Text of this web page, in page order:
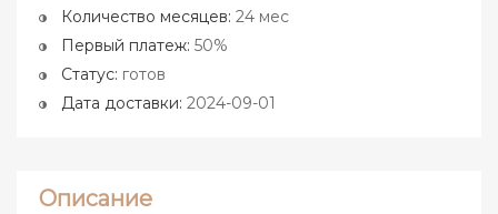
Количество месяцев: 24 мес
Первый платеж: 50%
Статус: готов
Дата доставки: 2024-09-01
Описание